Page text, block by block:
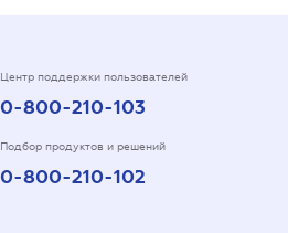
Центр поддержки пользователей
0-800-210-103
Подбор продуктов и решений
0-800-210-102